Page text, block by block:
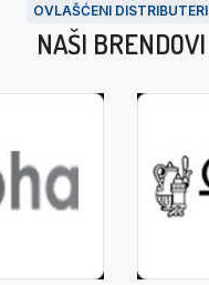
OVLAŠĆENI DISTRIBUTERI
NAŠI BRENDOVI